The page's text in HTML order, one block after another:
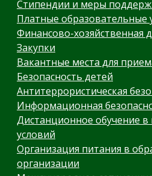
Стипендии и меры
Платные образовательные
Финансово-хозяйственная
Закупки
Вакантные места для
Безопасность детей
Антитеррористическая
Информационная
Дистанционное обучение в
условий
Организация питания в
организации